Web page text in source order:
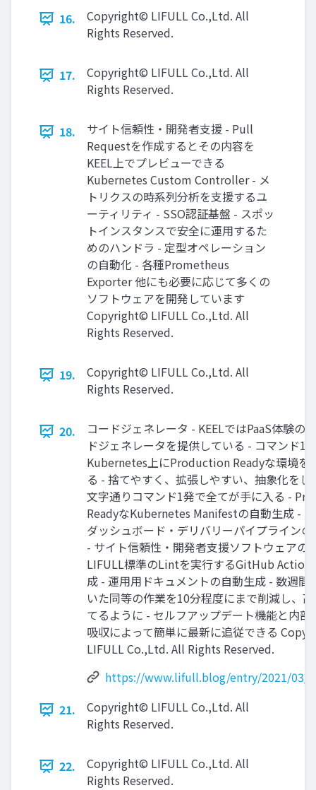
16.
Copyright© LIFULL Co.,Ltd. All
Rights Reserved.
17.
Copyright© LIFULL Co.,Ltd. All
Rights Reserved.
18.
サイト信頼性・開発者支援 - Pull
Requestを作成するとその内容を
KEEL上でプレビューできる
Kubernetes Custom Controller - メ
トリクスの時系列分析を支援するユ
ーティリティ - SSO認証基盤 - スポッ
トインスタンスで安全に運用するた
めのハンドラ - 定型オペレーション
の自動化 - 各種Prometheus
Exporter 他にも必要に応じて多くの
ソフトウェアを開発しています
Copyright© LIFULL Co.,Ltd. All
Rights Reserved.
19.
Copyright© LIFULL Co.,Ltd. All
Rights Reserved.
20.
コードジェネレータ - KEELではPaaS体験の
ドジェネレータを提供している - コマンド1
Kubernetes上にProduction Readyな環境を
る - 捨てやすく、拡張しやすい、抽象化をし
文字通りコマンド1発で全てが手に入る -
ReadyなKubernetes Manifestの自動生成 -
ダッシュボード・デリバリーパイプライン
- サイト信頼性・開発者支援ソフトウェアの
LIFULL標準のLintを実行するGitHub
成 - 運用用ドキュメントの自動生成 - 数週間
いた同等の作業を10分程度にまで削減し、
てるように - セルフアップデート機能と内部
吸収によって簡単に最新に追従できる
LIFULL Co.,Ltd. All Rights Reserved.
https://www.lifull.blog/entry/2021/03/
21.
Copyright© LIFULL Co.,Ltd. All
Rights Reserved.
22.
Copyright© LIFULL Co.,Ltd. All
Rights Reserved.